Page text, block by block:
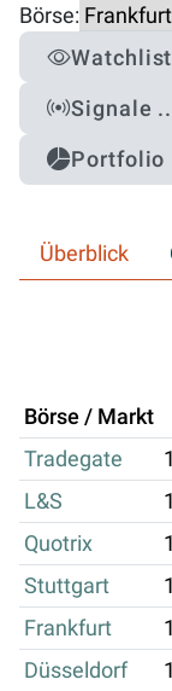
Börse:
Signale
Portfolio
Überblick
Börse / Markt
Tradegate
L&S
Quotrix
Stuttgart
Frankfurt
Düsseldorf